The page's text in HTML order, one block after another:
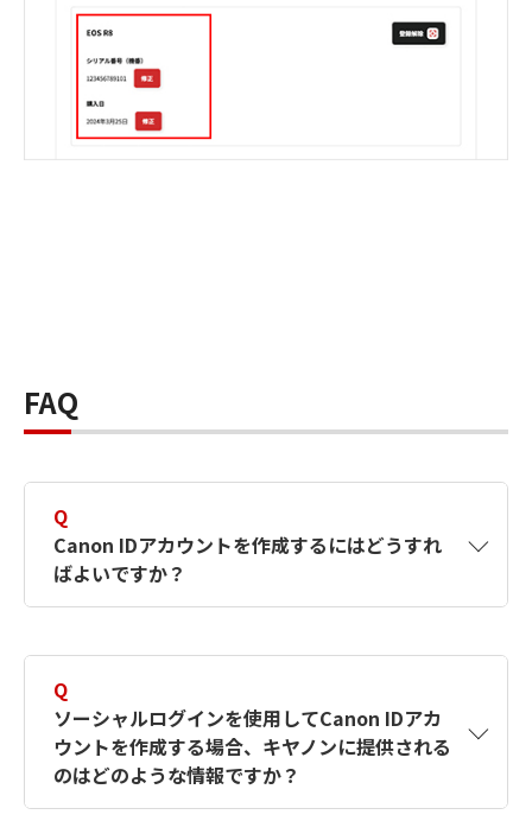
FAQ
Q
Canon IDアカウントを作成するにはどうすれ
ばよいですか？
す。詳しい作成方法は【カメラ】Canon IDとは
何ですか？Canon IDの作成方法は？をご確認く
ださい。
Q
ソーシャルログインを使用してCanon IDアカ
ウントを作成する場合、キヤノンに提供される
のはどのような情報ですか？